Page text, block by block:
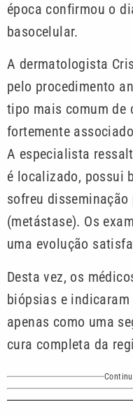
época confirmou o
basocelular.
A dermatologista
pelo procedimento
tipo mais comum de
fortemente
A especialista
é localizado, possui
sofreu
(metástase). Os
uma evolução
Desta vez, os
biópsias e
apenas como uma
cura completa da